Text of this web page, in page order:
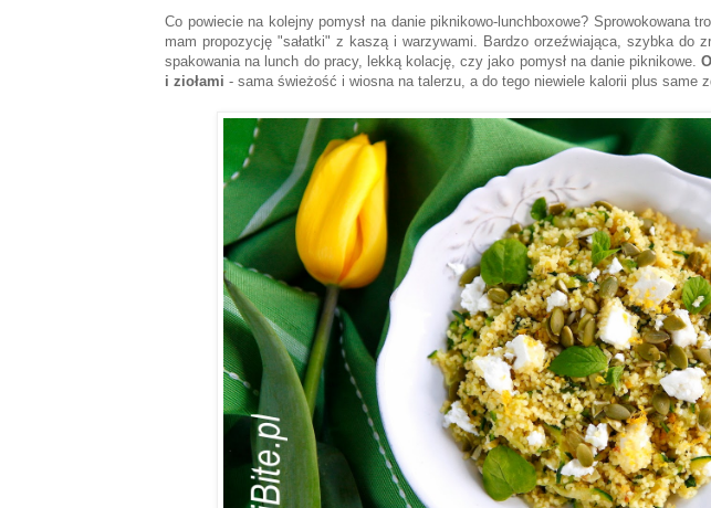
Co powiecie na kolejny pomysł na danie piknikowo-lunchboxowe? Sprowokowana
mam propozycję "sałatki" z kaszą i warzywami. Bardzo orzeźwiająca, szybka do
spakowania na lunch do pracy, lekką kolację, czy jako pomysł na danie piknikowe.
i ziołami - sama świeżość i wiosna na talerzu, a do tego niewiele kalorii plus same